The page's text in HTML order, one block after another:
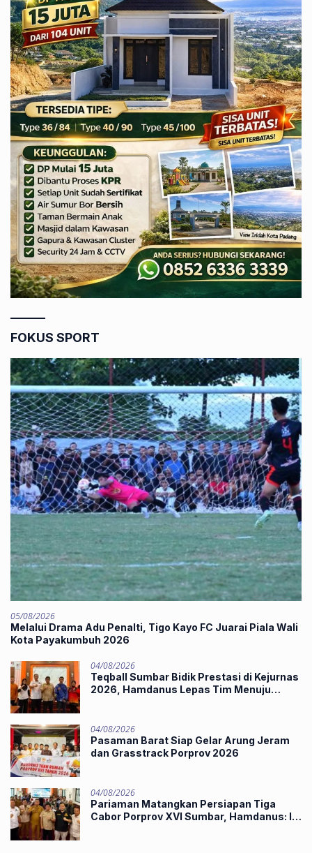
FOKUS SPORT
05/08/2026
Melalui Drama Adu Penalti, Tigo Kayo FC Juarai Piala Wali
Kota Payakumbuh 2026
04/08/2026
Teqball Sumbar Bidik Prestasi di Kejurnas
2026, Hamdanus Lepas Tim Menuju
04/08/2026
Pasaman Barat Siap Gelar Arung Jeram
dan Grasstrack Porprov 2026
04/08/2026
Pariaman Matangkan Persiapan Tiga
Cabor Porprov XVI Sumbar, Hamdanus: Ini